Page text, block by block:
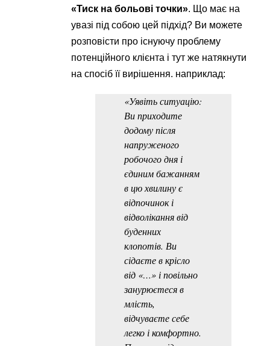
«Тиск на больові точки». Що має на
увазі під собою цей підхід? Ви можете
розповісти про існуючу проблему
потенційного клієнта і тут же натякнути
на спосіб її вирішення. наприклад:
«Уявіть ситуацію:
Ви приходите
додому після
напруженого
робочого дня і
єдиним бажанням
в цю хвилину є
відпочинок і
відволікання від
буденних
клопотів. Ви
сідаєте в крісло
від «…» і повільно
занурюєтеся в
млість,
відчуваєте себе
легко і комфортно.